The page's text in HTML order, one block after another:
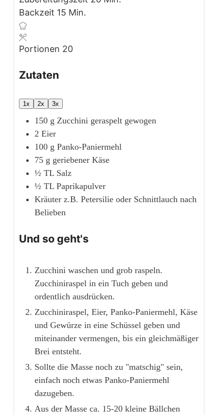
Backzeit 15 Minuten
Min.
Portionen 20
Zutaten
1x 2x 3x
150 g Zucchini geraspelt gewogen
2 Eier
100 g Panko-Paniermehl
75 g geriebener Käse
½ TL Salz
½ TL Paprikapulver
Kräuter z.B. Petersilie oder Schnittlauch nach
Belieben
Und so geht's
Zucchini waschen und grob raspeln.
Zucchiniraspel in ein Tuch geben und
ordentlich ausdrücken.
Zucchiniraspel, Eier, Panko-Paniermehl, Käse
und Gewürze in eine Schüssel geben und
miteinander vermengen, bis ein gleichmäßiger
Brei entsteht.
Sollte die Masse noch zu "matschig" sein,
einfach noch etwas Panko-Paniermehl
dazugeben.
Aus der Masse ca. 15-20 kleine Bällchen